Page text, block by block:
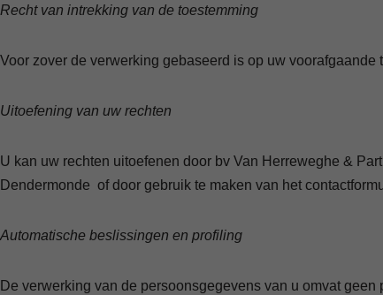
Recht van intrekking van de toestemming
Voor zover de verwerking gebaseerd is op uw
Uitoefening van uw rechten
U kan uw rechten uitoefenen door bv Van Herreweghe &
Dendermonde of door gebruik te maken van het
Automatische beslissingen en profiling
De verwerking van de persoonsgegevens van u omvat